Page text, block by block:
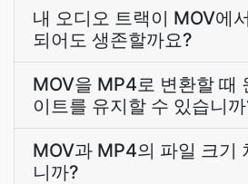
내 오디오 트랙이 MOV에
되어도 생존할까요?
MOV을 MP4로 변환할 때
이트를 유지할 수 있습니
MOV과 MP4의 파일 크기
니까?